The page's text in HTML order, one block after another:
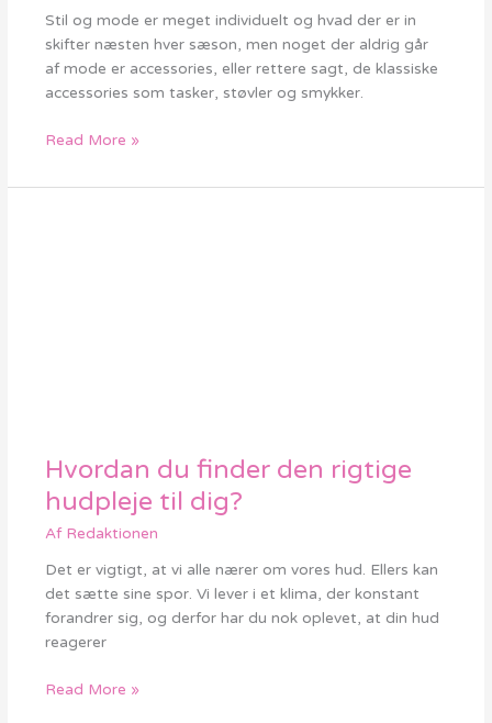
Stil og mode er meget individuelt og hvad der er in
skifter næsten hver sæson, men noget der aldrig går
af mode er accessories, eller rettere sagt, de klassiske
accessories som tasker, støvler og smykker.
af
mode
Read More »
Hvordan du finder den rigtige
hudpleje til dig?
Af Redaktionen
Det er vigtigt, at vi alle nærer om vores hud. Ellers kan
det sætte sine spor. Vi lever i et klima, der konstant
forandrer sig, og derfor har du nok oplevet, at din hud
reagerer
Hvordan
du
finder
den
rigtige
hudpleje
til
Read More »